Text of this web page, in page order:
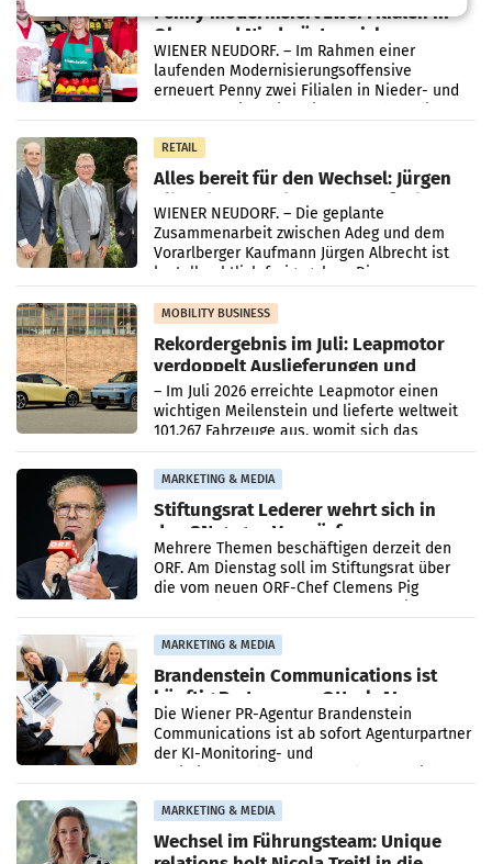
Penny modernisiert zwei Filialen in
Ober- und Niederösterreich
WIENER NEUDORF. – Im Rahmen einer
laufenden Modernisierungsoffensive
erneuert Penny zwei Filialen in Nieder- und
RETAIL
Alles bereit für den Wechsel: Jürgen
Albrecht setzt ab 1.1.2027 auf Adeg
WIENER NEUDORF. – Die geplante
Zusammenarbeit zwischen Adeg und dem
Vorarlberger Kaufmann Jürgen Albrecht ist
kartellrechtlich freigegeben: Die
Bundeswettbewerbsbehörde und der
Bundeskartellanwalt
MOBILITY BUSINESS
Rekordergebnis im Juli: Leapmotor
verdoppelt Auslieferungen und
überschreitet die 100.000er-Marke
– Im Juli 2026 erreichte Leapmotor einen
wichtigen Meilenstein und lieferte weltweit
101.267 Fahrzeuge aus, womit sich das
Ergebnis gegenüber Juli 2025 mehr als
verdoppelte (+102
MARKETING & MEDIA
Stiftungsrat Lederer wehrt sich in
den SN gegen Vorwürfe
Mehrere Themen beschäftigen derzeit den
ORF. Am Dienstag soll im Stiftungsrat über
die vom neuen ORF-Chef Clemens Pig
MARKETING & MEDIA
Brandenstein Communications ist
künftig Partner von OtterlyAI
Die Wiener PR-Agentur Brandenstein
Communications ist ab sofort Agenturpartner
der KI-Monitoring- und
MARKETING & MEDIA
Wechsel im Führungsteam: Unique